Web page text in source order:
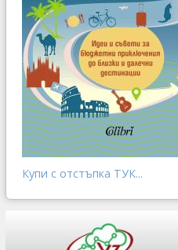
Купи с отстъпка ТУК...